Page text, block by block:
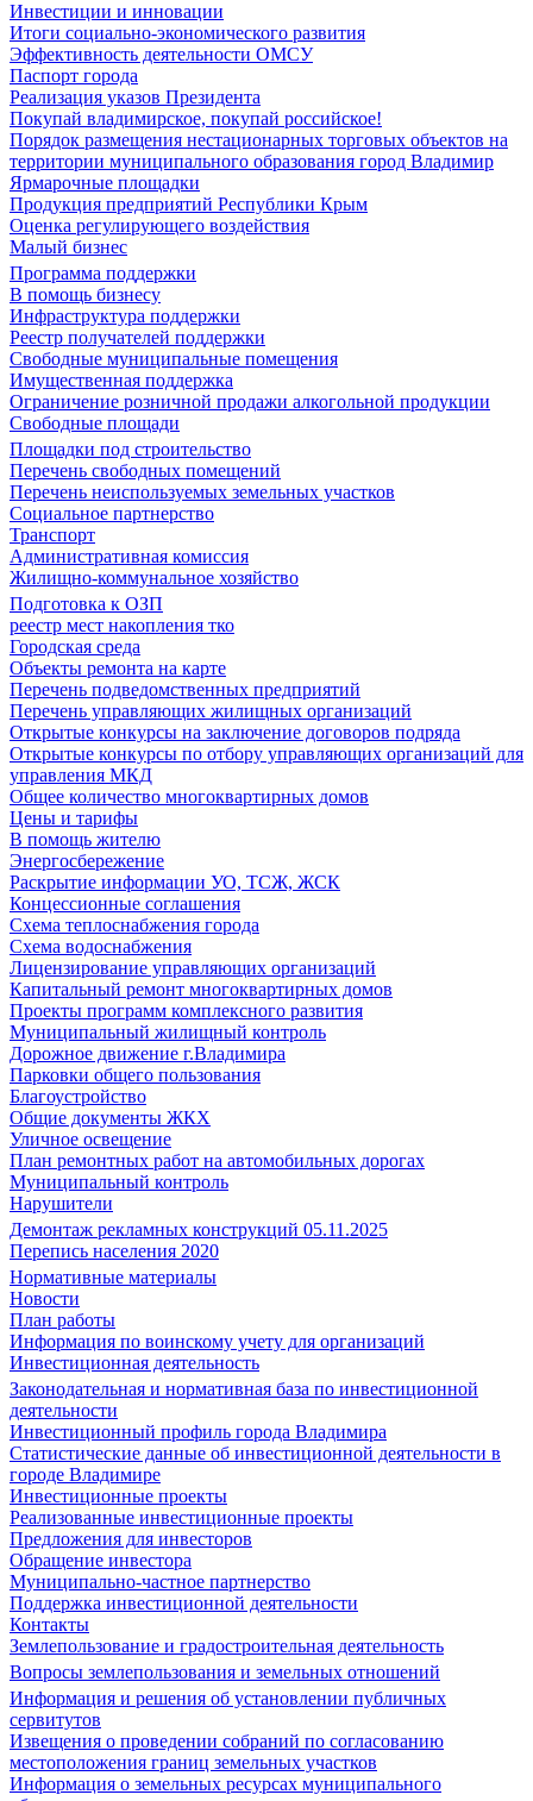
Инвестиции и инновации
Итоги социально-экономического развития
Эффективность деятельности ОМСУ
Паспорт города
Реализация указов Президента
Покупай владимирское, покупай российское!
Порядок размещения нестационарных торговых объектов на
территории муниципального образования город Владимир
Ярмарочные площадки
Продукция предприятий Республики Крым
Оценка регулирующего воздействия
Малый бизнес
Программа поддержки
В помощь бизнесу
Инфраструктура поддержки
Реестр получателей поддержки
Свободные муниципальные помещения
Имущественная поддержка
Ограничение розничной продажи алкогольной продукции
Свободные площади
Площадки под строительство
Перечень свободных помещений
Перечень неиспользуемых земельных участков
Социальное партнерство
Транспорт
Административная комиссия
Жилищно-коммунальное хозяйство
Подготовка к ОЗП
реестр мест накопления тко
Городская среда
Объекты ремонта на карте
Перечень подведомственных предприятий
Перечень управляющих жилищных организаций
Открытые конкурсы на заключение договоров подряда
Открытые конкурсы по отбору управляющих организаций для
управления МКД
Общее количество многоквартирных домов
Цены и тарифы
В помощь жителю
Энергосбережение
Раскрытие информации УО, ТСЖ, ЖСК
Концессионные соглашения
Схема теплоснабжения города
Схема водоснабжения
Лицензирование управляющих организаций
Капитальный ремонт многоквартирных домов
Проекты программ комплексного развития
Муниципальный жилищный контроль
Дорожное движение г.Владимира
Парковки общего пользования
Благоустройство
Общие документы ЖКХ
Уличное освещение
План ремонтных работ на автомобильных дорогах
Муниципальный контроль
Нарушители
Демонтаж рекламных конструкций 05.11.2025
Перепись населения 2020
Нормативные материалы
Новости
План работы
Информация по воинскому учету для организаций
Инвестиционная деятельность
Законодательная и нормативная база по инвестиционной
деятельности
Инвестиционный профиль города Владимира
Статистические данные об инвестиционной деятельности в
городе Владимире
Инвестиционные проекты
Реализованные инвестиционные проекты
Предложения для инвесторов
Обращение инвестора
Муниципально-частное партнерство
Поддержка инвестиционной деятельности
Контакты
Землепользование и градостроительная деятельность
Вопросы землепользования и земельных отношений
Информация и решения об установлении публичных
сервитутов
Извещения о проведении собраний по согласованию
местоположения границ земельных участков
Информация о земельных ресурсах муниципального